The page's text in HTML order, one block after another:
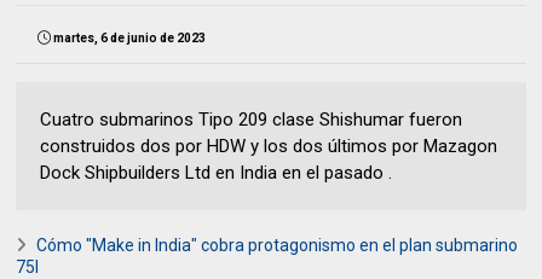
martes, 6 de junio de 2023
Cuatro submarinos Tipo 209 clase Shishumar fueron
construidos dos por HDW y los dos últimos por Mazagon
Dock Shipbuilders Ltd en India en el pasado .
Cómo "Make in India" cobra protagonismo en el plan submarino
75I